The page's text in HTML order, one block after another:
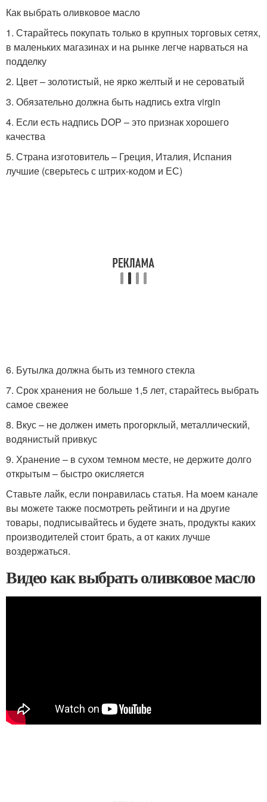
Как выбрать оливковое масло
1. Старайтесь покупать только в крупных торговых сетях,
в маленьких магазинах и на рынке легче нарваться на
подделку
2. Цвет – золотистый, не ярко желтый и не сероватый
3. Обязательно должна быть надпись extra virgin
4. Если есть надпись DOP – это признак хорошего
качества
5. Страна изготовитель – Греция, Италия, Испания
лучшие (сверьтесь с штрих-кодом и ЕС)
6. Бутылка должна быть из темного стекла
7. Срок хранения не больше 1,5 лет, старайтесь выбрать
самое свежее
8. Вкус – не должен иметь прогорклый, металлический,
водянистый привкус
9. Хранение – в сухом темном месте, не держите долго
открытым – быстро окисляется
Ставьте лайк, если понравилась статья. На моем канале
вы можете также посмотреть рейтинги и на другие
товары, подписывайтесь и будете знать, продукты каких
производителей стоит брать, а от каких лучше
воздержаться.
Видео как выбрать оливковое масло